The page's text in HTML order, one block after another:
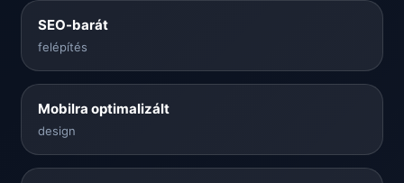
SEO-barát
felépítés
Mobilra optimalizált
design